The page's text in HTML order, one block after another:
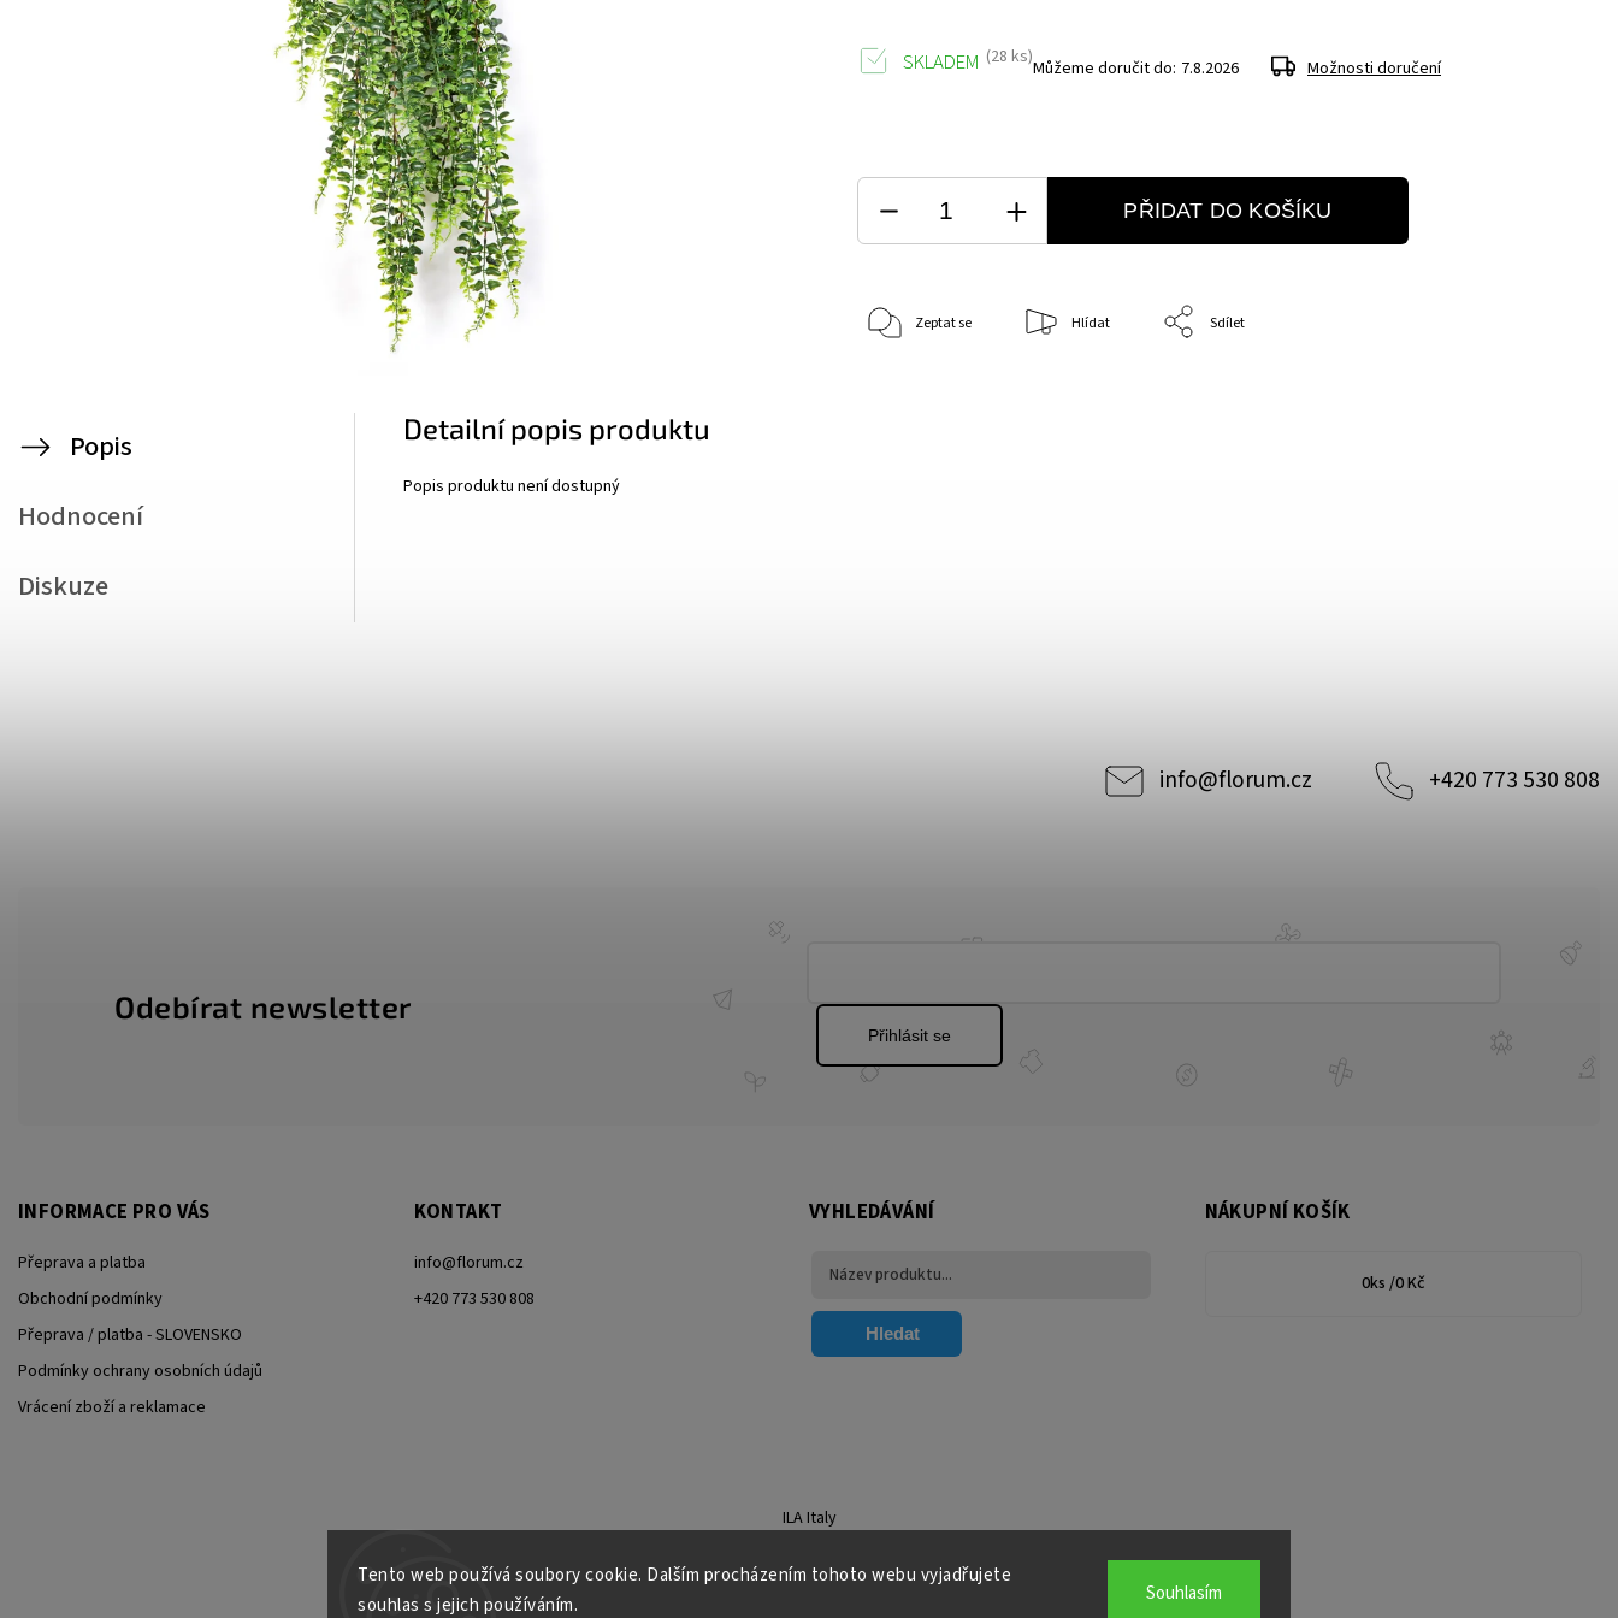
Tento web používá soubory cookie. Dalším procházením tohoto webu vyjadřujete
souhlas s jejich používáním.
Souhlasím
SKLADEM (28 ks)Můžeme doručit do: 7.8.2026 Možnosti doručení
PŘIDAT DO KOŠÍKU
Zeptat se Hlídat Sdílet
Popis
Hodnocení
Diskuze
Detailní popis produktu
Popis produktu není dostupný
info@florum.cz +420 773 530 808
Odebírat newsletter
Přihlásit se
INFORMACE PRO VÁS
Přeprava a platba
Obchodní podmínky
Přeprava / platba - SLOVENSKO
Podmínky ochrany osobních údajů
Vrácení zboží a reklamace
KONTAKT
info@florum.cz
+420 773 530 808
VYHLEDÁVÁNÍ
Hledat
NÁKUPNÍ KOŠÍK
0ks /0 Kč
ILA Italy